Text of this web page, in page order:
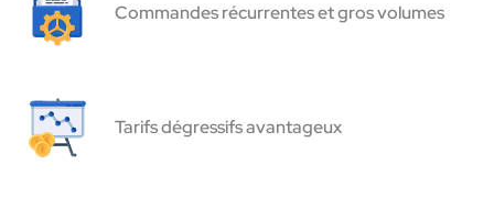
Commandes récurrentes et gros volumes
Tarifs dégressifs avantageux